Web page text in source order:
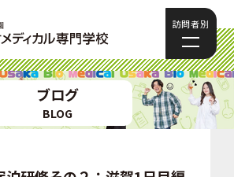
訪問者別
ブログ
BLOG